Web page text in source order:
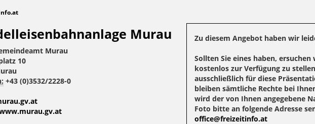
Murau
Murau
10
+43 (0)3532/2228-0
Zu diesem Angebot haben wir
Sollten Sie eines haben, ersuchen
kostenlos zur Verfügung zu
ausschließlich für diese
bleiben sämtliche Rechte bei
wird der von Ihnen angegebene
Foto bitte an folgende Adresse
office@freizeitinfo.at